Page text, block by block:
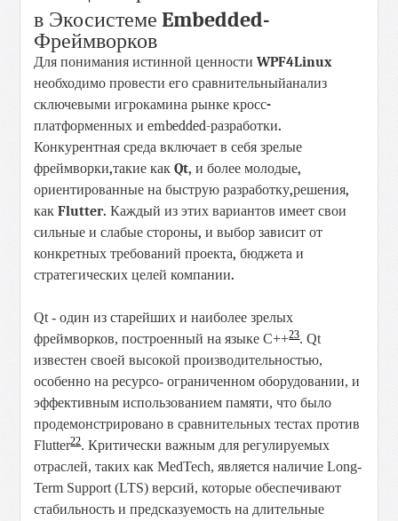
в Экосистеме Embedded-
Фреймворков
Для понимания истинной ценностиWPF4Linux
необходимо провести его сравнительныйанализ
сключевымиигрокамина рынке кросс-
платформенных иembedded-разработки.
Конкурентнаясреда включает в себя зрелые
фреймворки,такие какQt,и более молодые,
ориентированные на быструю разработку,решения,
какFlutter.Каждыйиз этих вариантов имеет свои
сильные ислабыестороны,ивыбор зависит от
конкретныхтребований проекта,бюджетаи
стратегическихцелейкомпании.
Qt - один из старейших и наиболее зрелых
фреймворков, построенный на языке C++23. Qt
известен своей высокой производительностью,
особенно на ресурсо- ограниченном оборудовании, и
эффективным использованием памяти, что было
продемонстрировано в сравнительных тестах против
Flutter22. Критически важным для регулируемых
отраслей, таких как MedTech, является наличие Long-
Term Support (LTS) версий, которые обеспечивают
стабильность и предсказуемость на длительные